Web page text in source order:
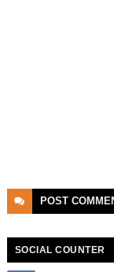
POST
SOCIAL COUNTER